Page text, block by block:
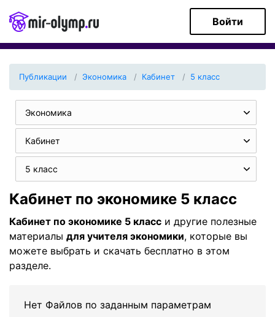
Войти
Публикации Экономика Кабинет 5 класс
Экономика
Кабинет
5 класс
Кабинет по экономике 5 класс
Кабинет по экономике 5 класс и другие полезные
материалы для учителя экономики, которые вы
можете выбрать и скачать бесплатно в этом
разделе.
Нет Файлов по заданным параметрам